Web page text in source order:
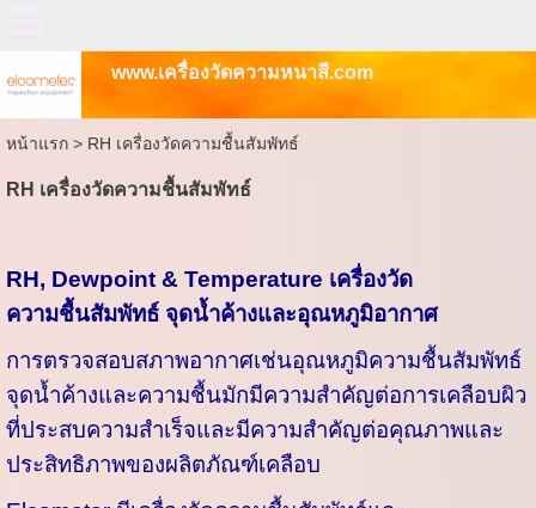
www.เครื่องวัดความหนาสี.com
หน้าแรก> RH เครื่องวัดความชื้นสัมพัทธ์
RH เครื่องวัดความชื้นสัมพัทธ์
RH, Dewpoint & Temperature เครื่องวัด
ความชื้นสัมพัทธ์ จุดน้ำค้างและอุณหภูมิอากาศ
การตรวจสอบสภาพอากาศเช่นอุณหภูมิความชื้นสัมพัทธ์
จุดน้ำค้างและความชื้นมักมีความสำคัญต่อการเคลือบผิว
ที่ประสบความสำเร็จและมีความสำคัญต่อคุณภาพและ
ประสิทธิภาพของผลิตภัณฑ์เคลือบ